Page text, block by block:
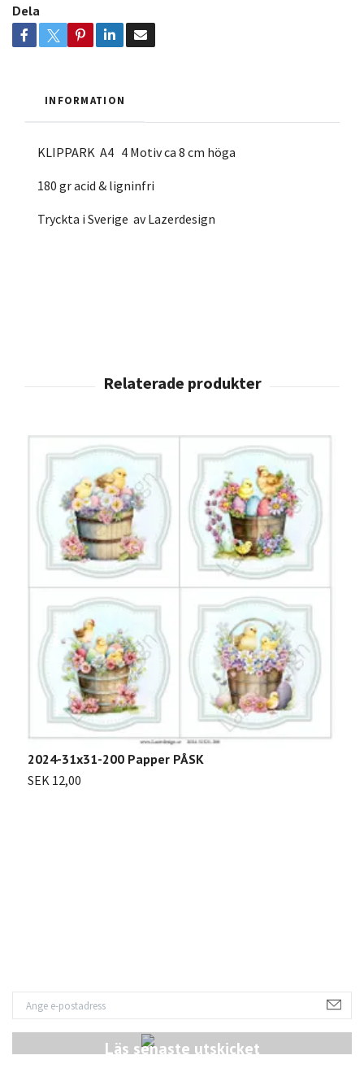
Läs senaste utskicket
Dela
INFORMATION
KLIPPARK A4 4 Motiv ca 8 cm höga
180 gr acid & ligninfri
Tryckta i Sverige av Lazerdesign
2024-31x31-200 Papper PÅSK
SEK 12,00